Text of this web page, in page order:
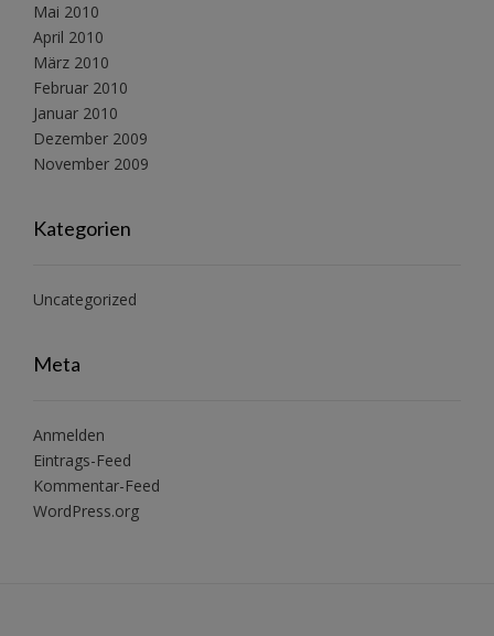
Mai 2010
April 2010
März 2010
Februar 2010
Januar 2010
Dezember 2009
November 2009
Kategorien
Uncategorized
Meta
Anmelden
Eintrags-Feed
Kommentar-Feed
WordPress.org